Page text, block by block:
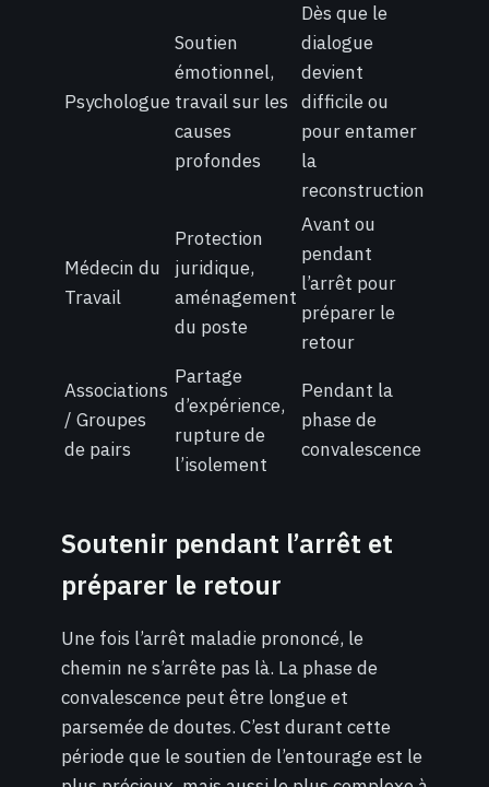
Psychologue
Soutien
émotionnel,
travail sur les
causes
profondes
Dès que le
dialogue
devient
difficile ou
pour entamer
la
reconstruction
Médecin du
Travail
Protection
juridique,
aménagement
du poste
Avant ou
pendant
l’arrêt pour
préparer le
retour
Associations
/ Groupes
de pairs
Partage
d’expérience,
rupture de
l’isolement
Pendant la
phase de
convalescence
Soutenir pendant l’arrêt et
préparer le retour
Une fois l’arrêt maladie prononcé, le
chemin ne s’arrête pas là. La phase de
convalescence peut être longue et
parsemée de doutes. C’est durant cette
période que le soutien de l’entourage est le